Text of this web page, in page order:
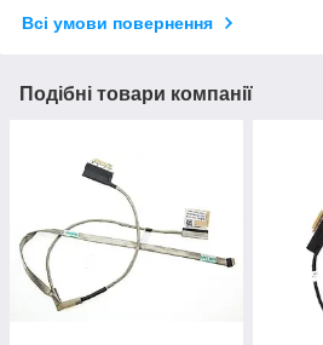
Всі умови повернення
Подібні товари компанії